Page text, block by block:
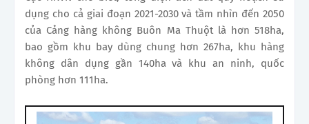
dụng cho cả giai đoạn 2021-2030 và tầm nhìn đến 2050
của Cảng hàng không Buôn Ma Thuột là hơn 518ha,
bao gồm khu bay dùng chung hơn 267ha, khu hàng
không dân dụng gần 140ha và khu an ninh, quốc
phòng hơn 111ha.